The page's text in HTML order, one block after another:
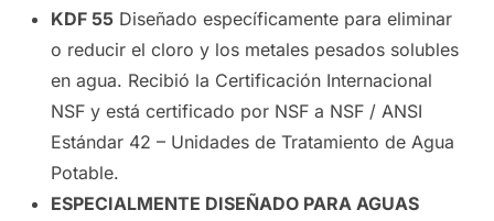
KDF 55 Diseñado específicamente para eliminar
o reducir el cloro y los metales pesados solubles
en agua. Recibió la Certificación Internacional
NSF y está certificado por NSF a NSF / ANSI
Estándar 42 – Unidades de Tratamiento de Agua
Potable.
ESPECIALMENTE DISEÑADO PARA AGUAS